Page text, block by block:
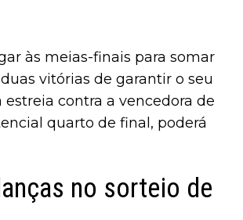
às meias-finais para somar
vitórias de garantir o seu
estreia contra a vencedora de
quarto de final, poderá
no sorteio de